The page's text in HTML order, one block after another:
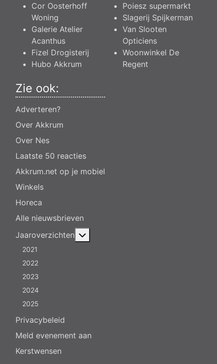
Cor Oosterhoff
Woning
Galerie Atelier
Acanthus
Fizel Drogisterij
Hubo Akkrum
Poiesz supermarkt
Slagerij Spijkerman
Van Slooten
Opticiens
Woonwinkel De
Regent
Zie ook:
Adverteren?
Over Akkrum
Over Nes
Laatste 50 reacties
Akkrum.net op je mobiel
Winkels
Horeca
Alle nieuwsbrieven
Jaaroverzichten
2021
2022
2023
2024
2025
Privacybeleid
Meld evenement aan
Kerstwensen